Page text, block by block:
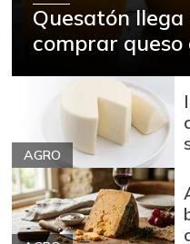
Quesatón
comprar
AGRO